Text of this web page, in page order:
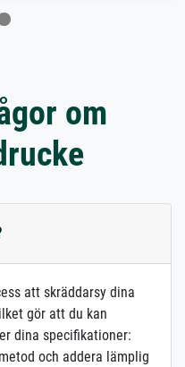
om
att skräddarsy dina
gör att du kan
dina specifikationer:
och addera lämplig